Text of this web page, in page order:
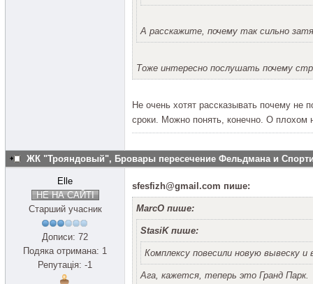
А расскажите, почему так сильно
Тоже интересно послушать почему
Не очень хотят рассказывать почему не
сроки. Можно понять, конечно. О плохом
ЖК "Трояндовый", Бровары пересечение Фельдмана и
Elle
НЕ НА САЙТІ
Старший учасник
Дописи: 72
Подяка отримана: 1
Репутація: -1
sfesfizh@gmail.com пише:
MarcO пише:
StasiK пише:
Комплексу повесили новую вывеску
Ага, кажется, теперь это Гранд Парк.